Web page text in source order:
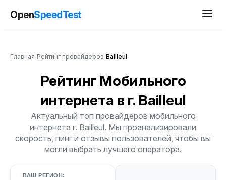
OpenSpeedTest
Главная Рейтинг провайдеров Bailleul
Рейтинг Мобильного
интернета в г. Bailleul
Актуальный топ провайдеров мобильного
интернета г. Bailleul. Мы проанализировали
скорость, пинг и отзывы пользователей, чтобы вы
могли выбрать лучшего оператора.
ВАШ РЕГИОН: